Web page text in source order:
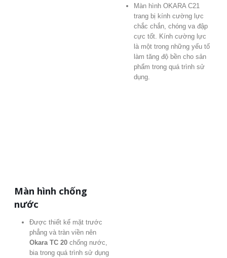
Màn hình OKARA C21
trang bị kính cường lực
chắc chắn, chóng va đập
cực tốt. Kính cường lực
là một trong những yếu tố
làm tăng độ bền cho sản
phẩm trong quá trình sử
dụng.
Màn hình chống
nước
Được thiết kế mặt trước
phẳng và tràn viền nên
Okara TC 20chống nước,
bia trong quá trình sử dụng